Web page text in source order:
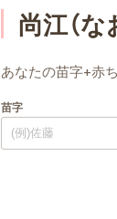
尚江（
あなたの苗字+赤
苗字